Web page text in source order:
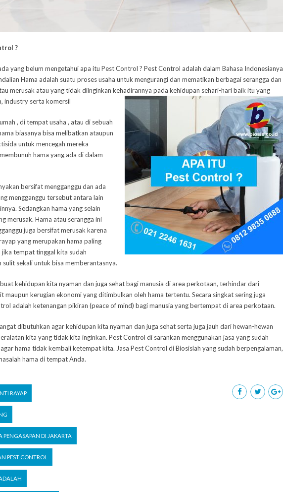
?
yang belum mengetahui apa itu Pest Control ? Pest Control adalah dalam Bahasa Indonesianya
Hama adalah suatu proses usaha untuk mengurangi dan mematikan berbagai serangga dan
merusak atau yang tidak diinginkan kehadirannya pada kehidupan sehari-hari baik itu yang
industry serta komersil
, di tempat usaha , atau di sebuah
biasanya bisa melibatkan ataupun
untuk mencegah mereka
hama yang ada di dalam
bersifat mengganggu dan ada
mengganggu tersebut antara lain
Sedangkan hama yang selain
merusak. Hama atau serangga ini
juga bersifat merusak karena
yang merupakan hama paling
tempat tinggal kita sudah
sekali untuk bisa memberantasnya.
kehidupan kita nyaman dan juga sehat bagi manusia di area perkotaan, terhindar dari
maupun kerugian ekonomi yang ditimbulkan oleh hama tertentu. Secara singkat sering juga
adalah ketenangan pikiran (peace of mind) bagi manusia yang bertempat di area perkotaan.
dibutuhkan agar kehidupan kita nyaman dan juga sehat serta juga jauh dari hewan-hewan
kita yang tidak kita inginkan. Pest Control di sarankan menggunakan jasa yang sudah
hama tidak kembali ketempat kita. Jasa Pest Control di Biosislah yang sudah berpengalaman,
hama di tempat Anda.
RAYAP
PENGASAPAN DI JAKARTA
PEST CONTROL